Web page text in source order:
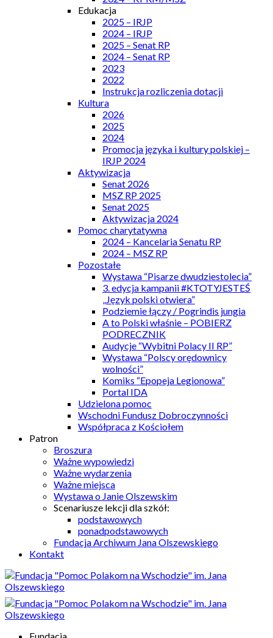
Edukacja
2025 – IRJP
2024 – IRJP
2025 – Senat RP
2024 – Senat RP
2023
2022
Instrukcja rozliczenia dotacji
Kultura
2026
2025
2024
Promocja języka i kultury polskiej –
IRJP 2024
Aktywizacja
Senat 2026
MSZ RP 2025
Senat 2025
Aktywizacja 2024
Pomoc charytatywna
2024 – Kancelaria Senatu RP
2024 – MSZ RP
Pozostałe
Wystawa “Pisarze dwudziestolecia”
3. edycja kampanii #KTOTYJESTEŚ
„Język polski otwiera”
Podziemie łączy / Pogrindis jungia
A to Polski właśnie – POBIERZ
PODRECZNIK
Audycje “Wybitni Polacy II RP”
Wystawa “Polscy orędownicy
wolności”
Komiks “Epopeja Legionowa”
Portal IDA
Udzielona pomoc
Wschodni Fundusz Dobroczynności
Współpraca z Kościołem
Patron
Broszura
Ważne wypowiedzi
Ważne wydarzenia
Ważne miejsca
Wystawa o Janie Olszewskim
Scenariusze lekcji dla szkół:
podstawowych
ponadpodstawowych
Fundacja Archiwum Jana Olszewskiego
Kontakt